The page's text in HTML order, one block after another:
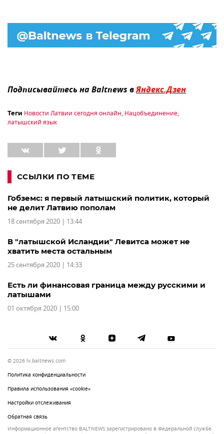
Подписывайтесь на Baltnews вЯндекс.Дзен
Теги Новости Латвии сегодня онлайн, Нацобъединение,
латышский язык
ССЫЛКИ ПО ТЕМЕ
Гобземс: я первый латышский политик, который
не делит Латвию пополам
18 сентября 2020 | 13:44
В "латышской Исландии" Левитса может не
хватить места остальным
25 сентября 2020 | 14:33
Есть ли финансовая граница между русскими и
латышами
01 октября 2020 | 15:00
© 2026 lv.baltnews.com
Политика конфиденциальности
Правила использования «cookie»
Настройки отслеживания
Обратная связь
Информационное агентство BALTNEWS зарегистрировано в Федеральной службе